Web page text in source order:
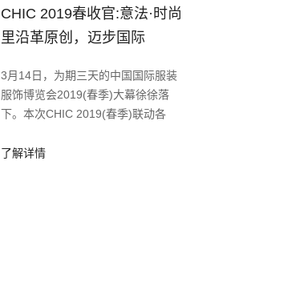
CHIC 2019春收官:意法·时尚
里沿革原创，迈步国际
3月14日，为期三天的中国国际服装
服饰博览会2019(春季)大幕徐徐落
下。本次CHIC 2019(春季)联动各
纳了120000多名业界观众，整合了国
了解详情